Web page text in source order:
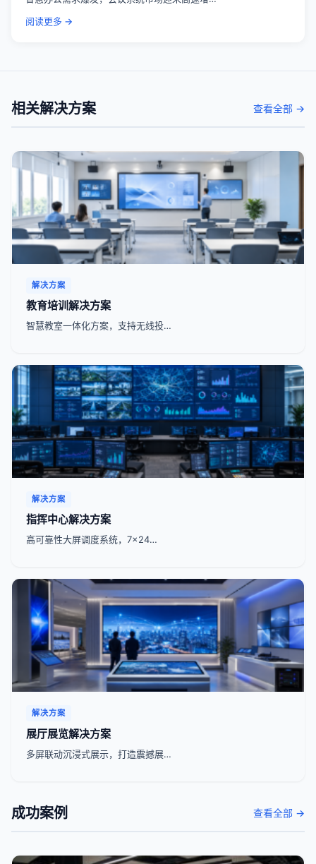
阅读更多 →
相关解决方案 查看全部 →
解决方案
教育培训解决方案
智慧教室一体化方案，支持无线投…
解决方案
指挥中心解决方案
高可靠性大屏调度系统，7x24…
解决方案
展厅展览解决方案
多屏联动沉浸式展示，打造震撼展…
成功案例 查看全部 →